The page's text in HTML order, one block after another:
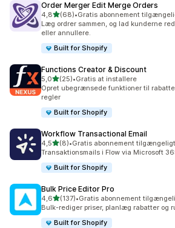
Order Merger Edit Merge Orders
4,8ud af 5 stjerner
(68)
68 anmeldelser i alt
•Gratis abonnement
Læg ordrer sammen, og lad kunderne
eller annullere.
Built for Shopify
Functions Creator & Discount
5,0ud af 5 stjerner
(25)
25 anmeldelser i alt
•Gratis at installere
Opret ubegrænsede funktioner til
regler
Built for Shopify
Workflow Transactional Email
4,5ud af 5 stjerner
(8)
8 anmeldelser i alt
•Gratis abonnement tilgængeligt
Transaktionsmails i Flow via Microsoft
Built for Shopify
Bulk Price Editor Pro
4,6ud af 5 stjerner
(137)
137 anmeldelser i alt
•Gratis abonnement
Bulk-rediger priser, planlæg rabatter og
Built for Shopify